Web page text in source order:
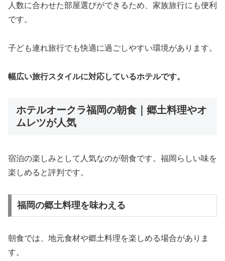
人数に合わせた部屋選びができるため、家族旅行にも便利
です。
子ども連れ旅行でも快適に過ごしやすい環境があります。
幅広い旅行スタイルに対応しているホテルです。
ホテルオークラ福岡の朝食｜郷土料理やオ
ムレツが人気
宿泊の楽しみとして人気なのが朝食です。福岡らしい味を
楽しめると評判です。
福岡の郷土料理を味わえる
朝食では、地元食材や郷土料理を楽しめる場合がありま
す。